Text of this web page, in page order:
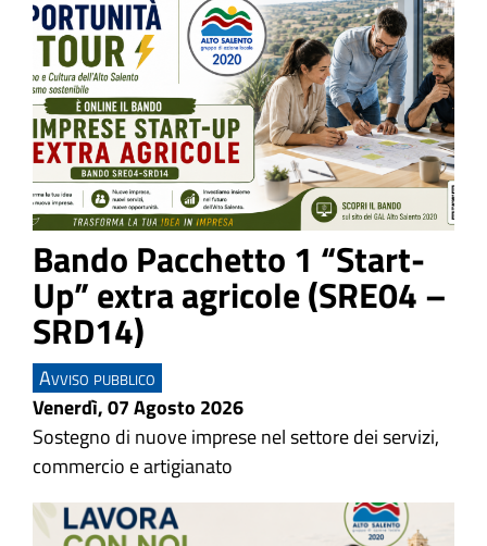
Bando Pacchetto 1 “Start-
Up” extra agricole (SRE04 –
SRD14)
Avviso pubblico
Venerdì, 07 Agosto 2026
Sostegno di nuove imprese nel settore dei servizi,
commercio e artigianato